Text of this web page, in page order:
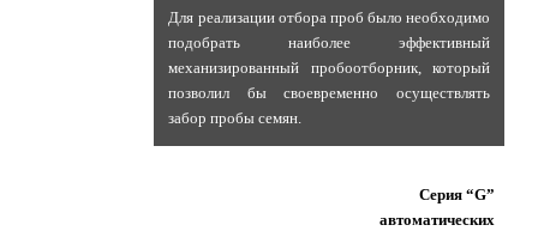
Для реализации отбора проб было необходимо
подобрать наиболее эффективный
механизированный пробоотборник, который
позволил бы своевременно осуществлять
забор пробы семян.
Серия “G”
автоматических